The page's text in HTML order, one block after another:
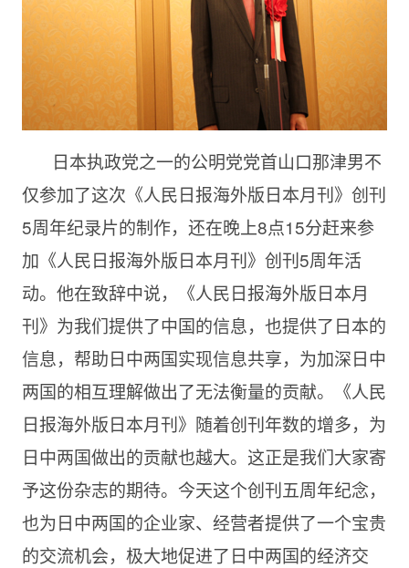
日本执政党之一的公明党党首山口那津男不
仅参加了这次《人民日报海外版日本月刊》创刊
5周年纪录片的制作，还在晚上8点15分赶来参
加《人民日报海外版日本月刊》创刊5周年活
动。他在致辞中说，《人民日报海外版日本月
刊》为我们提供了中国的信息，也提供了日本的
信息，帮助日中两国实现信息共享，为加深日中
两国的相互理解做出了无法衡量的贡献。《人民
日报海外版日本月刊》随着创刊年数的增多，为
日中两国做出的贡献也越大。这正是我们大家寄
予这份杂志的期待。今天这个创刊五周年纪念，
也为日中两国的企业家、经营者提供了一个宝贵
的交流机会，极大地促进了日中两国的经济交